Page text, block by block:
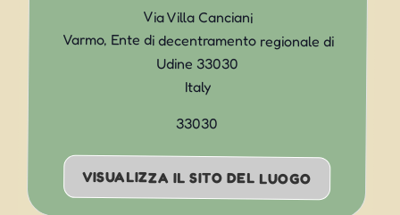
Via Villa Canciani
Varmo, Ente di decentramento regionale di
Udine 33030
Italy
33030
VISUALIZZA IL SITO DEL LUOGO